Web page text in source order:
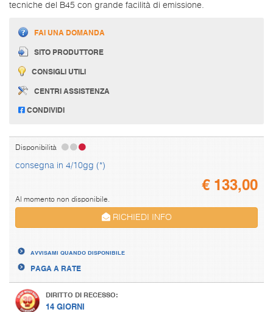
tecniche del B45 con grande facilità di emissione.
FAI UNA DOMANDA
SITO PRODUTTORE
CONSIGLI UTILI
CENTRI ASSISTENZA
CONDIVIDI
Disponibilità
consegna in 4/10gg (*)
€133,00
Al momento non disponibile.
RICHIEDI INFO
AVVISAMI QUANDO DISPONIBILE
PAGA A RATE
DIRITTO DI RECESSO:
14 GIORNI